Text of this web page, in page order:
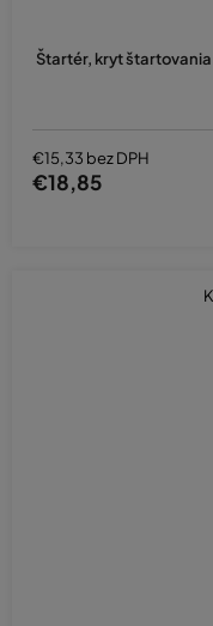
Štartér, kryt
€15,33 bez DPH
€18,85